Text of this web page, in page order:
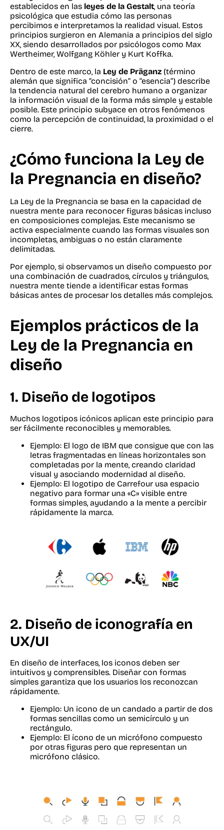
establecidos en las leyes de la Gestalt, una teoría
psicológica que estudia cómo las personas
percibimos e interpretamos la realidad visual. Estos
principios surgieron en Alemania a principios del siglo
XX, siendo desarrollados por psicólogos como Max
Wertheimer, Wolfgang Köhler y Kurt Koffka.
Dentro de este marco, la Ley de Präganz (término
alemán que significa “concisión” o “esencia”) describe
la tendencia natural del cerebro humano a organizar
la información visual de la forma más simple y estable
posible. Este principio subyace en otros fenómenos
como la percepción de continuidad, la proximidad o el
cierre.
¿Cómo funciona la Ley de
la Pregnancia en diseño?
La Ley de la Pregnancia se basa en la capacidad de
nuestra mente para reconocer figuras básicas incluso
en composiciones complejas. Este mecanismo se
activa especialmente cuando las formas visuales son
incompletas, ambiguas o no están claramente
delimitadas.
Por ejemplo, si observamos un diseño compuesto por
una combinación de cuadrados, círculos y triángulos,
nuestra mente tiende a identificar estas formas
básicas antes de procesar los detalles más complejos.
Ejemplos prácticos de la
Ley de la Pregnancia en
diseño
1. Diseño de logotipos
Muchos logotipos icónicos aplican este principio para
ser fácilmente reconocibles y memorables.
Ejemplo: El logo de IBM que consigue que con las
letras fragmentadas en líneas horizontales son
completadas por la mente, creando claridad
visual y asociando modernidad al diseño.
Ejemplo: El logotipo de Carrefour usa espacio
negativo para formar una «C» visible entre
formas simples, ayudando a la mente a percibir
rápidamente la marca.
2. Diseño de iconografía en
UX/UI
En diseño de interfaces, los iconos deben ser
intuitivos y comprensibles. Diseñar con formas
simples garantiza que los usuarios los reconozcan
rápidamente.
Ejemplo: Un icono de un candado a partir de dos
formas sencillas como un semicírculo y un
rectángulo.
Ejemplo: El ícono de un micrófono compuesto
por otras figuras pero que representan un
micrófono clásico.